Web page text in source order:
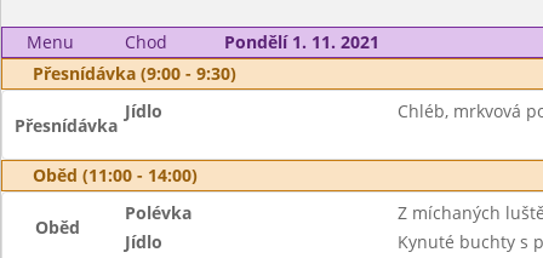
Menu Chod
Pondělí 1. 11. 2021
Přesnídávka (9:00 - 9:30)
Přesnídávka
Jídlo Chléb, mrkvová
Oběd (11:00 - 14:00)
Oběd
Polévka
Z míchaných
Jídlo
Kynuté buchty s